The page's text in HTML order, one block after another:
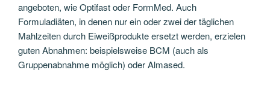
angeboten, wie Optifast oder FormMed. Auch
Formuladiäten, in denen nur ein oder zwei der täglichen
Mahlzeiten durch Eiweißprodukte ersetzt werden, erzielen
guten Abnahmen: beispielsweise BCM (auch als
Gruppenabnahme möglich) oder Almased.